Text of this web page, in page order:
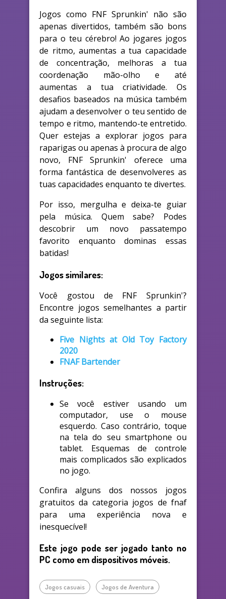
Jogos como FNF Sprunkin' não são
apenas divertidos, também são bons
para o teu cérebro! Ao jogares jogos
de ritmo, aumentas a tua capacidade
de concentração, melhoras a tua
coordenação mão-olho e até
aumentas a tua criatividade. Os
desafios baseados na música também
ajudam a desenvolver o teu sentido de
tempo e ritmo, mantendo-te entretido.
Quer estejas a explorar jogos para
raparigas ou apenas à procura de algo
novo, FNF Sprunkin' oferece uma
forma fantástica de desenvolveres as
tuas capacidades enquanto te divertes.
Por isso, mergulha e deixa-te guiar
pela música. Quem sabe? Podes
descobrir um novo passatempo
favorito enquanto dominas essas
batidas!
Jogos similares:
Você gostou de FNF Sprunkin'?
Encontre jogos semelhantes a partir
da seguinte lista:
Five Nights at Old Toy Factory
2020
FNAF Bartender
Instruções:
Se você estiver usando um
computador, use o mouse
esquerdo. Caso contrário, toque
na tela do seu smartphone ou
tablet. Esquemas de controle
mais complicados são explicados
no jogo.
Confira alguns dos nossos jogos
gratuitos da categoria jogos de fnaf
para uma experiência nova e
inesquecível!
Este jogo pode ser jogado tanto no
PC como em dispositivos móveis.
Jogos casuais Jogos de Aventura